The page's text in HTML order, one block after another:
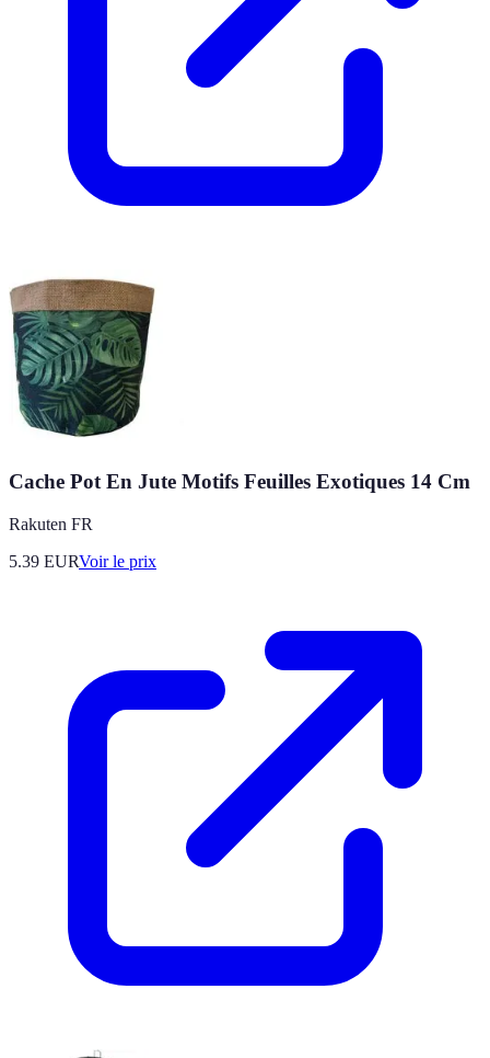
Cache Pot En Jute Motifs Feuilles Exotiques 14 Cm
Rakuten FR
5.39 EURVoir le prix